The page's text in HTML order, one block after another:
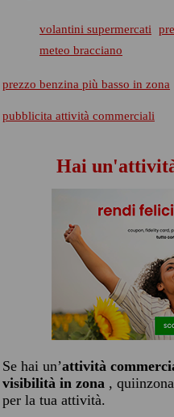
volantini supermercati
meteo bracciano
prezzo benzina più basso in zona
pubblicita attività commerciali
Hai
Se hai un’attività
visibilità in zona ,
per la tua attività.